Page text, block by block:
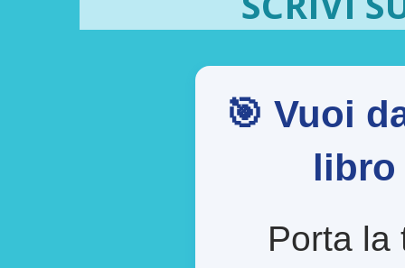
🎯 Vuoi
libro
Porta la